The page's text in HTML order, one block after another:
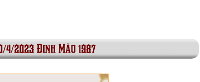
2023 Đinh Mão 1987